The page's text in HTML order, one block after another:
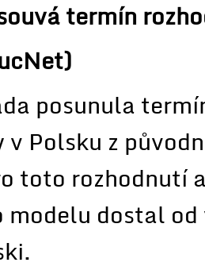
termín
posunula
v Polsku z
toto rozhodnutí
modelu dostal